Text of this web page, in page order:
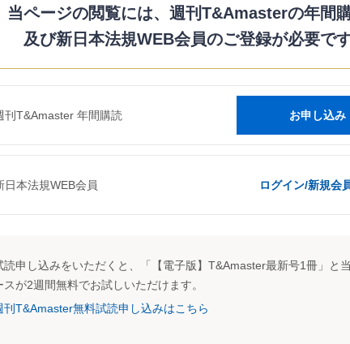
複写機 1 720,000
550,000
ーター設備（＊） 2,400,000
当ページの閲覧には、週刊T&Amasterの年間購
及び新日本法規WEB会員のご登録が必要です
刊T&Amaster 年間購読 お申し込み
日本法規WEB会員 ログイン/新規会
読申し込みをいただくと、「【電子版】T&Amaster最新号1冊」と
スが2週間無料でお試しいただけます。
刊T&Amaster無料試読申し込みはこちら